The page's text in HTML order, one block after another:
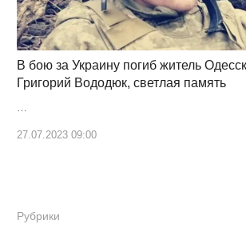
В бою за Украину погиб житель
Григорий Вододюк, светлая память
…
27.07.2023 09:00
Рубрики